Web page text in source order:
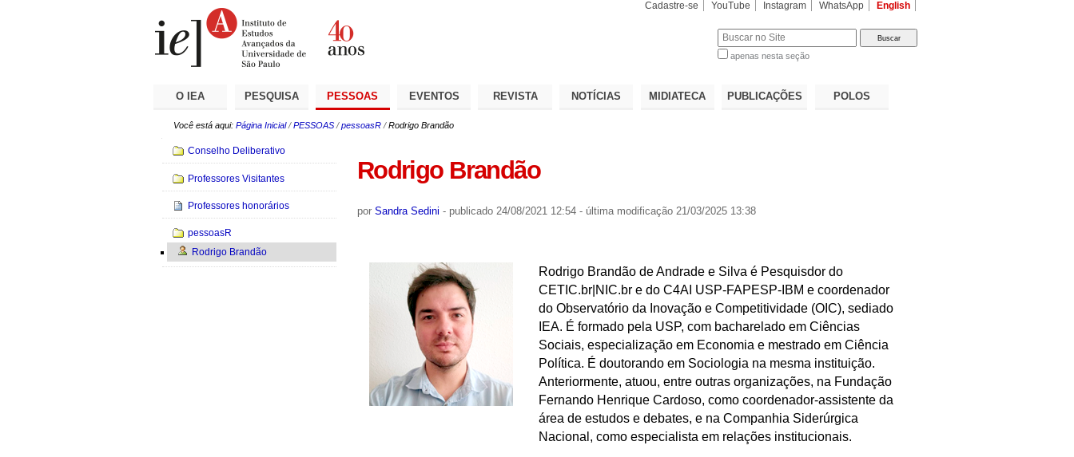
Cadastre-se YouTube Instagram WhatsApp English
apenas nesta seção
O IEA PESQUISA PESSOAS EVENTOS REVISTA NOTÍCIAS MIDIATECA PUBLICAÇÕES POLOS
Você está aqui: Página Inicial /PESSOAS /pessoasR /Rodrigo Brandão
Rodrigo Brandão
por Sandra Sedini - publicado24/08/2021 12:54 - última modificação21/03/2025 13:38
Rodrigo Brandão de Andrade e Silva é Pesquisdor do
CETIC.br|NIC.br e do C4AI USP-FAPESP-IBM e coordenador
do Observatório da Inovação e Competitividade (OIC), sediado
IEA. É formado pela USP, com bacharelado em Ciências
Sociais, especialização em Economia e mestrado em Ciência
Política. É doutorando em Sociologia na mesma instituição.
Anteriormente, atuou, entre outras organizações, na Fundação
Fernando Henrique Cardoso, como coordenador-assistente da
área de estudos e debates, e na Companhia Siderúrgica
Nacional, como especialista em relações institucionais.
Navegação
Conselho Deliberativo
Professores Visitantes
Professores honorários
pessoasR
Rodrigo Brandão